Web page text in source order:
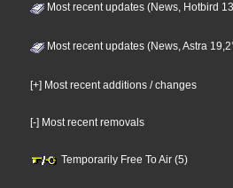
Most recent updates (News, Hotbird
Most recent updates (News, Astra
[+] Most recent additions / changes
[-] Most recent removals
Temporarily Free To Air (5)